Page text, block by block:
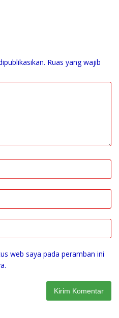
Ruas yang wajib
web saya pada peramban ini